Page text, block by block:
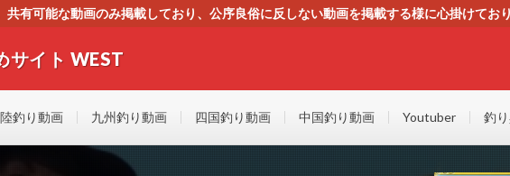
有可能な動画のみ掲載しており、公序良俗に反しない動画を掲載する様に心掛けて
サイト WEST
釣り動画 九州釣り動画 四国釣り動画 中国釣り動画 Youtuber 釣